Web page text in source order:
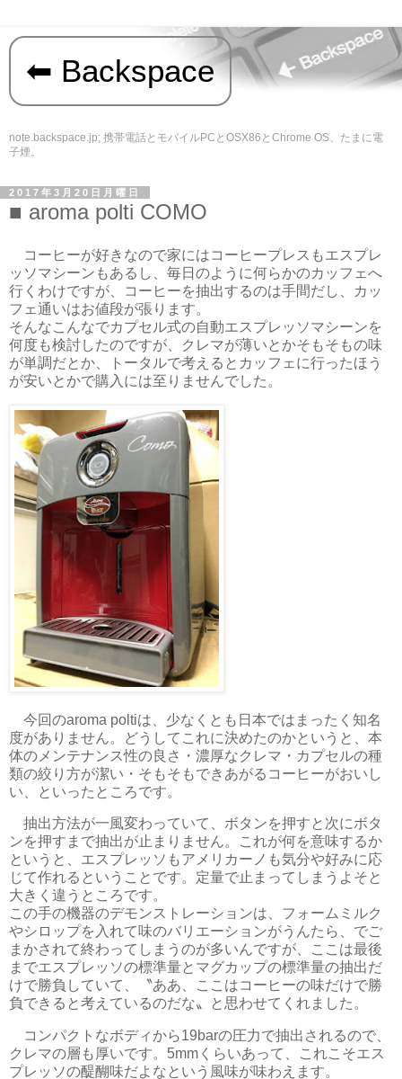
Backspace
note.backspace.jp; 携帯電話とモバイルPCとOSX86とChrome OS、たまに電
子煙。
2017年3月20日月曜日
aroma polti COMO
コーヒーが好きなので家にはコーヒープレスもエスプレ
ッソマシーンもあるし、毎日のように何らかのカッフェへ
行くわけですが、コーヒーを抽出するのは手間だし、カッ
フェ通いはお値段が張ります。
そんなこんなでカプセル式の自動エスプレッソマシーンを
何度も検討したのですが、クレマが薄いとかそもそもの味
が単調だとか、トータルで考えるとカッフェに行ったほう
が安いとかで購入には至りませんでした。
今回のaroma poltiは、少なくとも日本ではまったく知名
度がありません。どうしてこれに決めたのかというと、本
体のメンテナンス性の良さ・濃厚なクレマ・カプセルの種
類の絞り方が潔い・そもそもできあがるコーヒーがおいし
い、といったところです。
抽出方法が一風変わっていて、ボタンを押すと次にボタ
ンを押すまで抽出が止まりません。これが何を意味するか
というと、エスプレッソもアメリカーノも気分や好みに応
じて作れるということです。定量で止まってしまうよそと
大きく違うところです。
この手の機器のデモンストレーションは、フォームミルク
やシロップを入れて味のバリエーションがうんたら、でご
まかされて終わってしまうのが多いんですが、ここは最後
までエスプレッソの標準量とマグカップの標準量の抽出だ
けで勝負していて、〝ああ、ここはコーヒーの味だけで勝
負できると考えているのだな〟と思わせてくれました。
コンパクトなボディから19barの圧力で抽出されるので、
クレマの層も厚いです。5mmくらいあって、これこそエス
プレッソの醍醐味だよなという風味が味わえます。